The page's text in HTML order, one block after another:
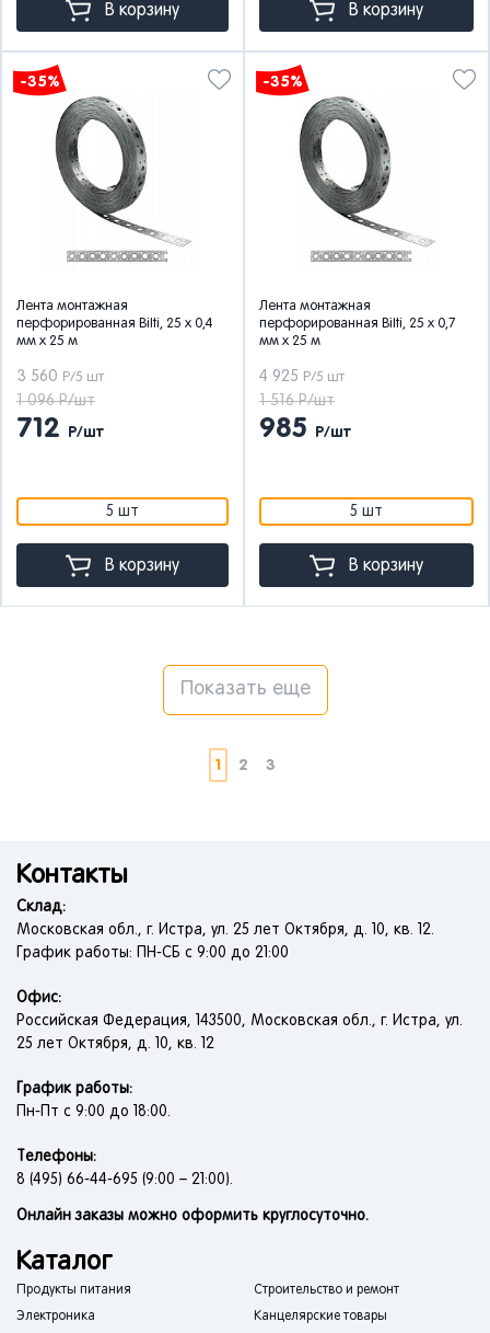
В корзину В корзину
-35%
Лента монтажная
перфорированная Bilti, 25 x 0,4
мм x 25 м
3 560 Р/5 шт
1 096 Р/шт
712 Р/шт
5 шт
В корзину
-35%
Лента монтажная
перфорированная Bilti, 25 x 0,7
мм x 25 м
4 925 Р/5 шт
1 516 Р/шт
985 Р/шт
5 шт
В корзину
Показать еще
1 2 3
Контакты
Склад:
Московская обл., г. Истра, ул. 25 лет Октября, д. 10, кв. 12.
График работы: ПН-СБ с 9:00 до 21:00
Офис:
Российская Федерация, 143500, Московская обл., г. Истра, ул.
25 лет Октября, д. 10, кв. 12
График работы:
Пн-Пт с 9:00 до 18:00.
Телефоны:
8 (495) 66-44-695 (9:00 – 21:00).
Онлайн заказы можно оформить круглосуточно.
Каталог
Продукты питания
Строительство и ремонт
Электроника
Канцелярские товары